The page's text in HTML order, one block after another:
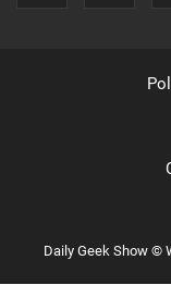
Daily Geek Show ©